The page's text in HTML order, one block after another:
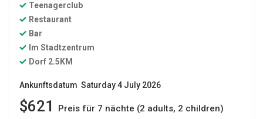
Teenagerclub
Restaurant
Bar
Im Stadtzentrum
Dorf 2.5KM
Ankunftsdatum Saturday 4 July 2026
$621 Preis für 7 nächte (2 adults, 2 children)